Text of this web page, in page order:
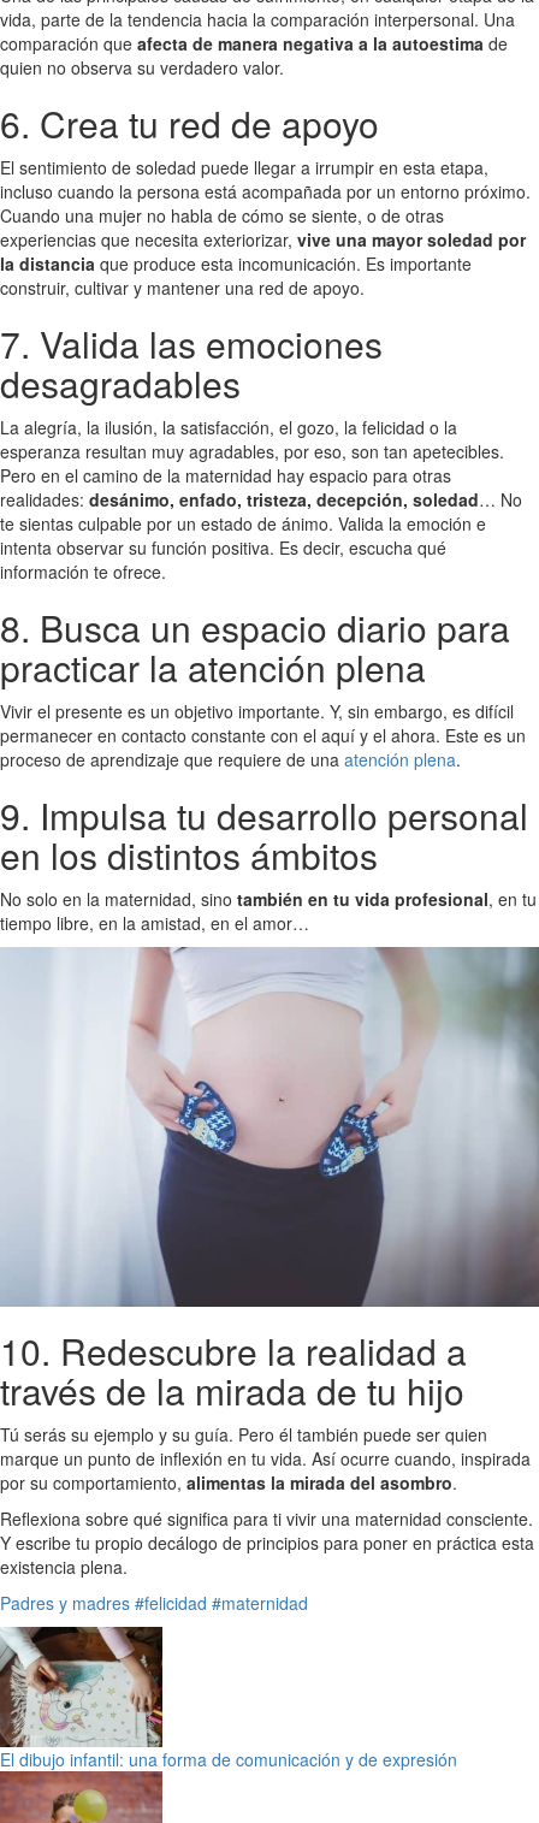
vida, parte de la tendencia hacia la comparación interpersonal. Una
comparación que afecta de manera negativa a la autoestima de
quien no observa su verdadero valor.
6. Crea tu red de apoyo
El sentimiento de soledad puede llegar a irrumpir en esta etapa,
incluso cuando la persona está acompañada por un entorno próximo.
Cuando una mujer no habla de cómo se siente, o de otras
experiencias que necesita exteriorizar, vive una mayor soledad por
la distancia que produce esta incomunicación. Es importante
construir, cultivar y mantener una red de apoyo.
7. Valida las emociones
desagradables
La alegría, la ilusión, la satisfacción, el gozo, la felicidad o la
esperanza resultan muy agradables, por eso, son tan apetecibles.
Pero en el camino de la maternidad hay espacio para otras
realidades: desánimo, enfado, tristeza, decepción, soledad… No
te sientas culpable por un estado de ánimo. Valida la emoción e
intenta observar su función positiva. Es decir, escucha qué
información te ofrece.
8. Busca un espacio diario para
practicar la atención plena
Vivir el presente es un objetivo importante. Y, sin embargo, es difícil
permanecer en contacto constante con el aquí y el ahora. Este es un
proceso de aprendizaje que requiere de una atención plena.
9. Impulsa tu desarrollo personal
en los distintos ámbitos
No solo en la maternidad, sino también en tu vida profesional, en tu
tiempo libre, en la amistad, en el amor…
10. Redescubre la realidad a
través de la mirada de tu hijo
Tú serás su ejemplo y su guía. Pero él también puede ser quien
marque un punto de inflexión en tu vida. Así ocurre cuando, inspirada
por su comportamiento, alimentas la mirada del asombro.
Reflexiona sobre qué significa para ti vivir una maternidad consciente.
Y escribe tu propio decálogo de principios para poner en práctica esta
existencia plena.
Padres y madres #felicidad #maternidad
El dibujo infantil: una forma de comunicación y de expresión